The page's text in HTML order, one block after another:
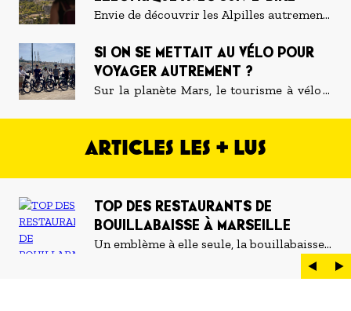
Envie de découvrir les Alpilles autrement
électrique avec Sun-E-Bike. Au
programme : des paysages à couper le
souffle, des pique-niques locavore, de la
SI ON SE METTAIT AU VÉLO POUR
VOYAGER AUTREMENT ?
Sur la planète Mars, le tourisme à vélo a
petit local accueillant où les deux-roues
Jean-Baptiste qui ont planté le décor de
leur rêve commun dans la cité phocéenne.
ARTICLES LES + LUS
TOP DES RESTAURANTS DE
BOUILLABAISSE À MARSEILLE
Un emblème à elle seule, la bouillabaisse
est LE plat marseillais par excellence. On
peut d'ailleurs vite être submergé·e par la